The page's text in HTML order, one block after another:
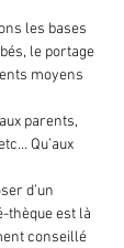
les bases
le portage
moyens
parents,
Qu’aux
d’un
thèque est là
conseillé